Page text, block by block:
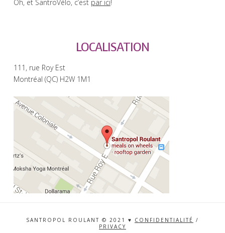
Oh, et SantroVélo, c’est par ici!
LOCALISATION
111, rue Roy Est
Montréal (QC) H2W 1M1
SANTROPOL ROULANT © 2021 ♥ CONFIDENTIALITÉ /
PRIVACY